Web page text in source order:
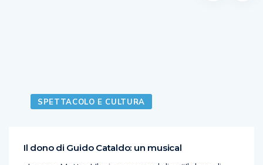
SPETTACOLO E CULTURA
Il dono di Guido Cataldo: un musical